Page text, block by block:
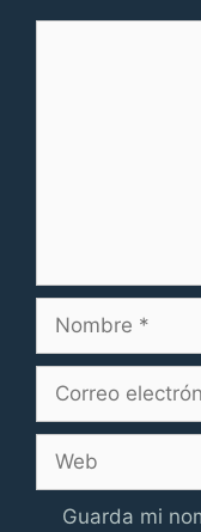
electrónico
Guarda mi